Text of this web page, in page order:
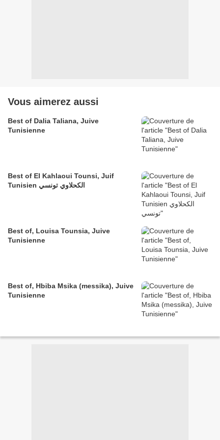
Vous aimerez aussi
Best of Dalia Taliana, Juive
Tunisienne
Best of El Kahlaoui Tounsi, Juif
Tunisien الكحلاوي تونسي
Best of, Louisa Tounsia, Juive
Tunisienne
Best of, Hbiba Msika (messika), Juive
Tunisienne